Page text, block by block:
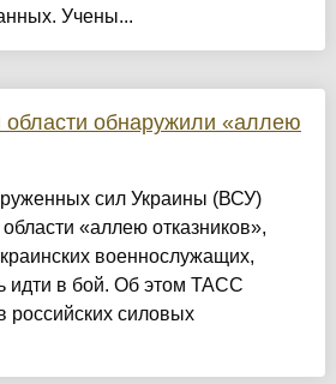
Учены...
обнаружили «аллею
сил Украины (ВСУ)
«аллею отказников»,
военнослужащих,
идти в бой. Об этом ТАСС
российских силовых